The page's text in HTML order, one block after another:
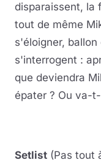
disparaissent, la
tout de même
s'éloigner,
s'interrogent :
que deviendra
épater ? Ou va-
Setlist (Pas tout